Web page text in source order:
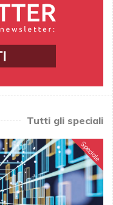
Tutti gli speciali
Speciale